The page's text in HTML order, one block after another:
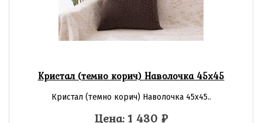
Кристал (темно корич) Наволочка 45х45
Кристал (темно корич) Наволочка 45х45..
Цена: 1 430 ₽